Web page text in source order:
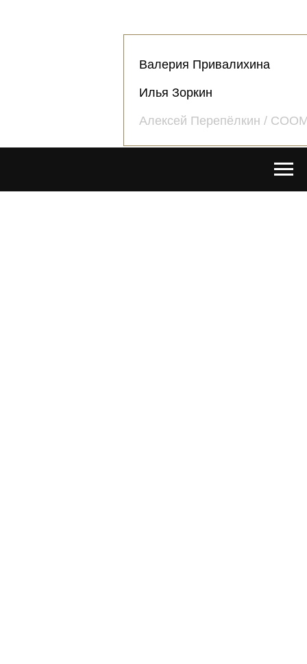
Валерия Привалихина
Илья Зоркин
Алексей Перепёлкин /